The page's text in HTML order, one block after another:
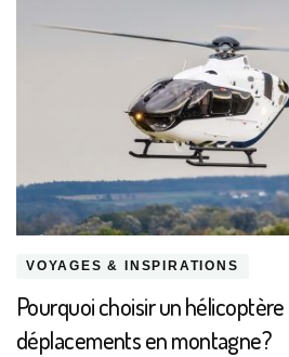
VOYAGES & INSPIRATIONS
Pourquoi choisir un
déplacements en montagne?